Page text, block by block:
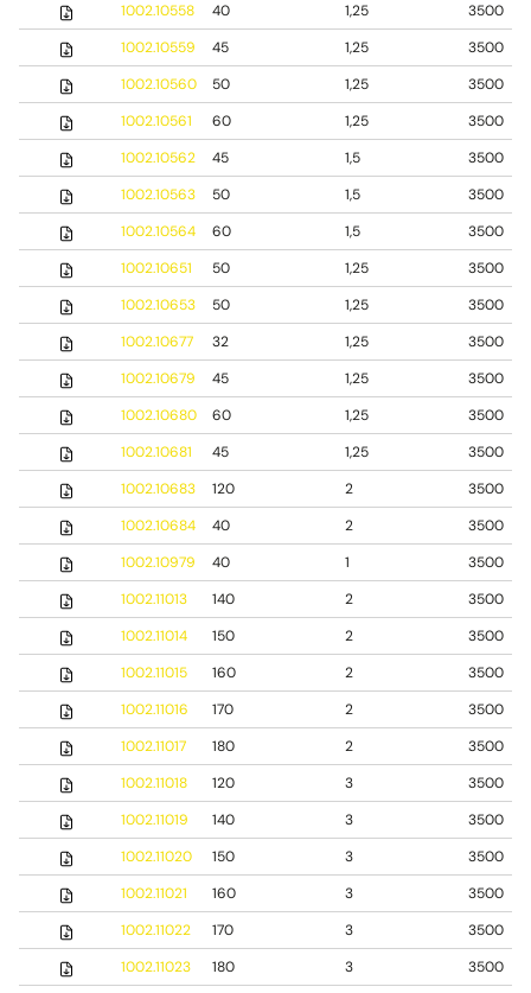
1002.10558
40 1,25
3500
1002.10559
45 1,25
3500
1002.10560
50 1,25
3500
1002.10561
60 1,25
3500
1002.10562
45 1,5
3500
1002.10563
50 1,5
3500
1002.10564
60 1,5
3500
1002.10651
50 1,25
3500
1002.10653
50 1,25
3500
1002.10677
32 1,25
3500
1002.10679
45 1,25
3500
1002.10680
60 1,25
3500
1002.10681
45 1,25
3500
1002.10683
120 2
3500
1002.10684
40 2
3500
1002.10979
40 1
3500
1002.11013
140 2
3500
1002.11014
150 2
3500
1002.11015
160 2
3500
1002.11016
170 2
3500
1002.11017
180 2
3500
1002.11018
120 3
3500
1002.11019
140 3
3500
1002.11020
150 3
3500
1002.11021
160 3
3500
1002.11022
170 3
3500
1002.11023
180 3
3500